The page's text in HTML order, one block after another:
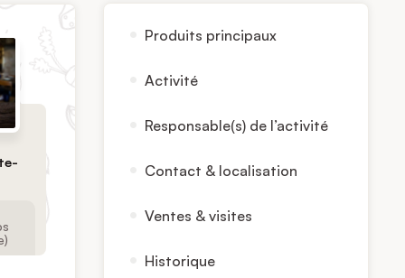
Produits principaux
Activité
Responsable(s) de l’activité
Contact & localisation
Ventes & visites
Historique